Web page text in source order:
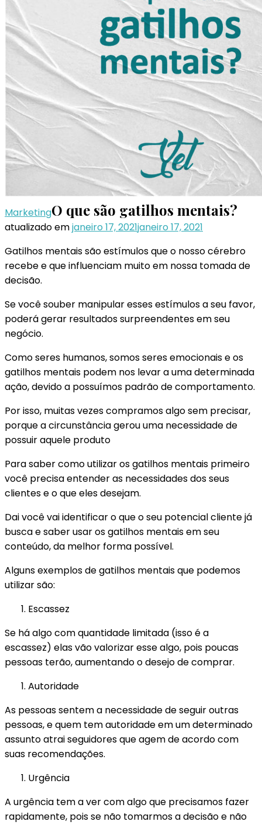
MarketingO que são gatilhos mentais?
atualizado emjaneiro 17, 2021janeiro 17, 2021
Gatilhos mentais são estímulos que o nosso cérebro
recebe e que influenciam muito em nossa tomada de
decisão.
Se você souber manipular esses estímulos a seu favor,
poderá gerar resultados surpreendentes em seu
negócio.
Como seres humanos, somos seres emocionais e os
gatilhos mentais podem nos levar a uma determinada
ação, devido a possuímos padrão de comportamento.
Por isso, muitas vezes compramos algo sem precisar,
porque a circunstância gerou uma necessidade de
possuir aquele produto
Para saber como utilizar os gatilhos mentais primeiro
você precisa entender as necessidades dos seus
clientes e o que eles desejam.
Dai você vai identificar o que o seu potencial cliente já
busca e saber usar os gatilhos mentais em seu
conteúdo, da melhor forma possível.
Alguns exemplos de gatilhos mentais que podemos
utilizar são:
Escassez
Se há algo com quantidade limitada (isso é a
escassez) elas vão valorizar esse algo, pois poucas
pessoas terão, aumentando o desejo de comprar.
Autoridade
As pessoas sentem a necessidade de seguir outras
pessoas, e quem tem autoridade em um determinado
assunto atrai seguidores que agem de acordo com
suas recomendações.
Urgência
A urgência tem a ver com algo que precisamos fazer
rapidamente, pois se não tomarmos a decisão e não